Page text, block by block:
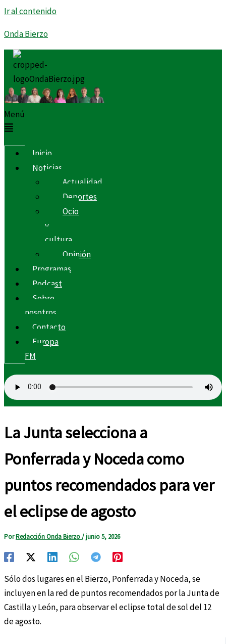
Ir al contenido
Onda Bierzo
Menú
Inicio
Noticias
Actualidad
Deportes
Ocio
y
cultura
Opinión
Programas
Podcast
Sobre
nosotros
Contacto
Europa
FM
La Junta selecciona a
Ponferrada y Noceda como
puntos recomendados para ver
el eclipse de agosto
PorRedacción Onda Bierzo/junio 5, 2026
Sólo dos lugares en el Bierzo, Ponferrada y Noceda, se
incluyen en la red de puntos recomendados por la Junta de
Castilla y León, para observar el eclipse total de sol del 12
de agosto.